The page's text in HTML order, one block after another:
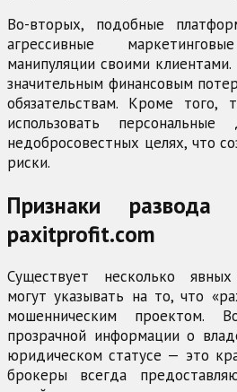
Во-вторых, подобные
агрессивные
манипуляции своими
значительным финансовым
обязательствам. Кроме того,
использовать
недобросовестных целях, что
риски.
Признаки
paxitprofit.com
Существует несколько
могут указывать на то, что
мошенническим проектом.
прозрачной информации о
юридическом статусе — это
брокеры всегда